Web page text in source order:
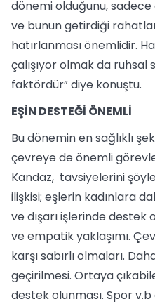
dönemi olduğunu, sadece
ve bunun getirdiği
hatırlanması önemlidir.
çalışıyor olmak da ruhsal
faktördür” diye konuştu.
EŞİN DESTEĞİ ÖNEMLİ
Bu dönemin en sağlıklı
çevreye de önemli
Kandaz, tavsiyelerini
ilişkisi; eşlerin kadınlara
ve dışarı işlerinde destek
ve empatik yaklaşımı.
karşı sabırlı olmaları.
geçirilmesi. Ortaya
destek olunması. Spor